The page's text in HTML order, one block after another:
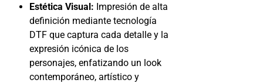
Estética Visual: Impresión de alta
definición mediante tecnología
DTF que captura cada detalle y la
expresión icónica de los
personajes, enfatizando un look
contemporáneo, artístico y